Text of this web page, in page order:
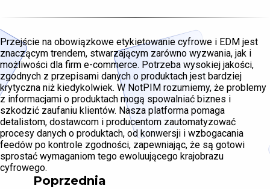
Przejście na obowiązkowe etykietowanie cyfrowe i EDM jest
znaczącym trendem, stwarzającym zarówno wyzwania, jak i
możliwości dla firm e-commerce. Potrzeba wysokiej jakości,
zgodnych z przepisami danych o produktach jest bardziej
krytyczna niż kiedykolwiek. W NotPIM rozumiemy, że problemy
z informacjami o produktach mogą spowalniać biznes i
szkodzić zaufaniu klientów. Nasza platforma pomaga
detalistom, dostawcom i producentom zautomatyzować
procesy danych o produktach, od konwersji i wzbogacania
feedów po kontrole zgodności, zapewniając, że są gotowi
sprostać wymaganiom tego ewoluującego krajobrazu
cyfrowego.
Poprzednia